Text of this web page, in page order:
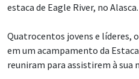
estaca de Eagle River, no Alasca.
Quatrocentos jovens e líderes,
em um acampamento da
reuniram para assistirem à sua